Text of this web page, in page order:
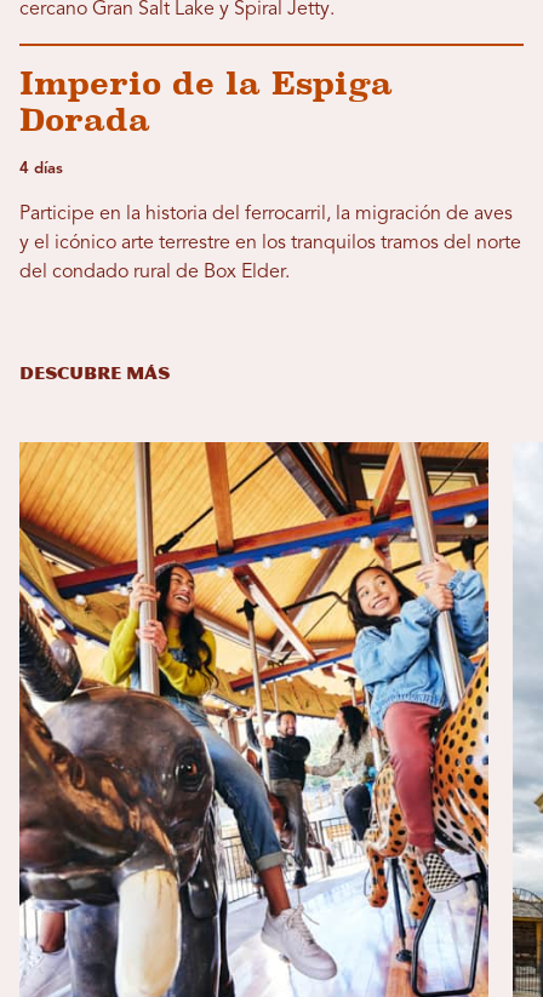
cercano Gran Salt Lake y Spiral Jetty.
Imperio de la Espiga
Dorada
4 días
Participe en la historia del ferrocarril, la migración de aves
y el icónico arte terrestre en los tranquilos tramos del norte
del condado rural de Box Elder.
DESCUBRE MÁS